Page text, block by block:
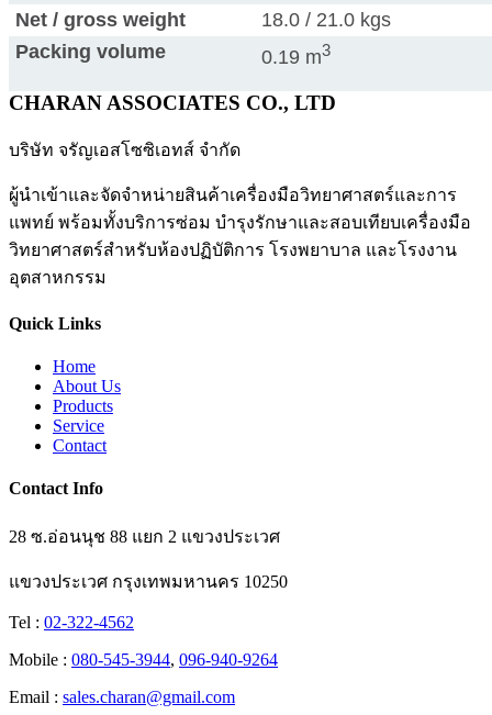
Net / gross weight
18.0 / 21.0 kgs
Packing volume
0.19 m3
CHARAN ASSOCIATES CO., LTD
บริษัท จรัญเอสโซซิเอทส์ จำกัด
ผู้นำเข้าและจัดจำหน่ายสินค้าเครื่องมือวิทยาศาสตร์และการ
แพทย์ พร้อมทั้งบริการซ่อม บำรุงรักษาและสอบเทียบเครื่องมือ
วิทยาศาสตร์สำหรับห้องปฏิบัติการ โรงพยาบาล และโรงงาน
อุตสาหกรรม
Quick Links
Home
About Us
Products
Service
Contact
Contact Info
28 ซ.อ่อนนุช 88 แยก 2 แขวงประเวศ
แขวงประเวศ กรุงเทพมหานคร 10250
Tel : 02-322-4562
Mobile : 080-545-3944, 096-940-9264
Email : sales.charan@gmail.com